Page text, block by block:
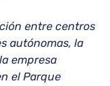
entre centros
autónomas, la
empresa
el Parque